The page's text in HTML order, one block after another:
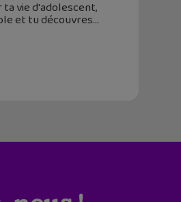
vie d'adolescent,
et tu découvres